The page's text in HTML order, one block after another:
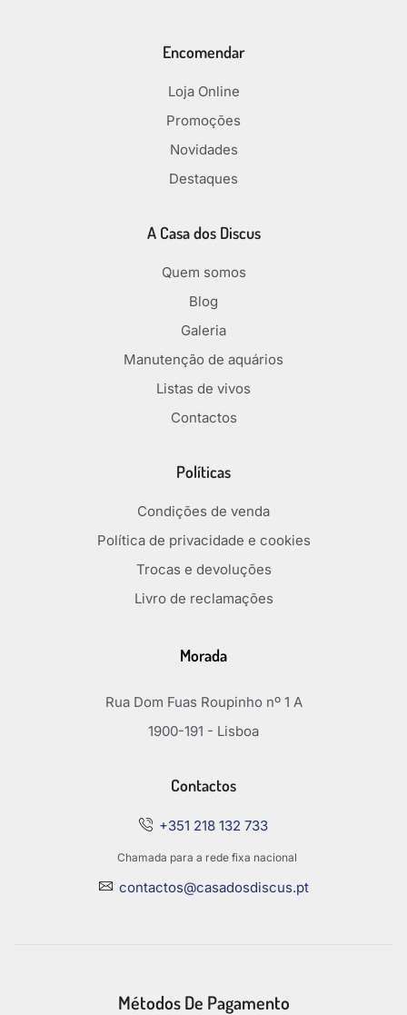
Encomendar
Loja Online
Promoções
Novidades
Destaques
A Casa dos Discus
Quem somos
Blog
Galeria
Manutenção de aquários
Listas de vivos
Contactos
Políticas
Condições de venda
Política de privacidade e cookies
Trocas e devoluções
Livro de reclamações
Morada
Rua Dom Fuas Roupinho nº 1 A
1900-191 - Lisboa
Contactos
+351 218 132 733
Chamada para a rede fixa nacional
contactos@casadosdiscus.pt
Métodos De Pagamento